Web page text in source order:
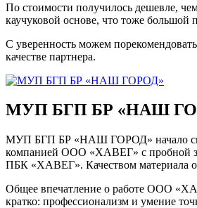
По стоимости получилось дешевле,
каучуковой основе, что тоже большой
С уверенность можем
качестве партнера.
МУП БГП БР «НАШ
МУП БГП БР «НАШ ГОРОД» начало
компанией ООО «ХАВЕГ» с пробной
ПБК «ХАВЕГ». Качеством материала
Общее впечатление о работе ООО
кратко: профессионализм и умение